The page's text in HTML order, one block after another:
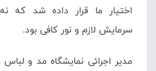
اختیار ما قرار داده شد که
سرمایش لازم و نور کافی بود.
مدیر اجرائی نمایشگاه مد و